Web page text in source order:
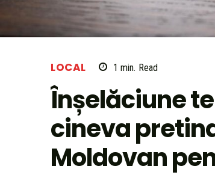
LOCAL 1 min. Read
Înșelăciune
cineva
Moldovan